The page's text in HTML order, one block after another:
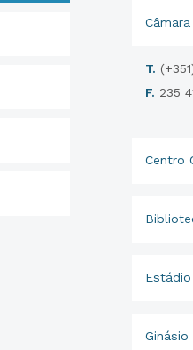
T.
F. 235
Centro
Ginásio